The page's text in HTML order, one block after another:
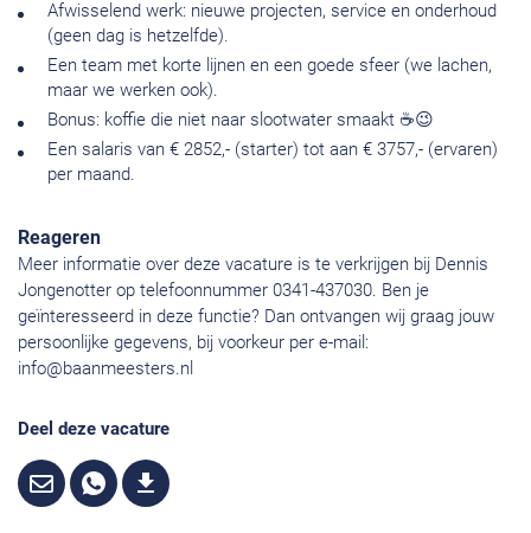
Afwisselend werk: nieuwe projecten, service en onderhoud
(geen dag is hetzelfde).
Een team met korte lijnen en een goede sfeer (we lachen,
maar we werken ook).
Bonus: koffie die niet naar slootwater smaakt ☕😉
Een salaris van € 2852,- (starter) tot aan € 3757,- (ervaren)
per maand.
Reageren
Meer informatie over deze vacature is te verkrijgen bij Dennis
Jongenotter op telefoonnummer 0341-437030. Ben je
geïnteresseerd in deze functie? Dan ontvangen wij graag jouw
persoonlijke gegevens, bij voorkeur per e-mail:
info@baanmeesters.nl
Deel deze vacature